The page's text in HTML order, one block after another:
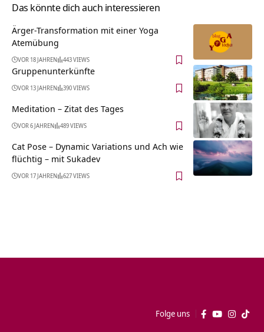
Das könnte dich auch interessieren
Ärger-Transformation mit einer Yoga
Atemübung
VOR 18 JAHREN 443 VIEWS
Gruppenunterkünfte
VOR 13 JAHREN 390 VIEWS
Meditation – Zitat des Tages
VOR 6 JAHREN 489 VIEWS
Cat Pose – Dynamic Variations und Ach wie
flüchtig – mit Sukadev
VOR 17 JAHREN 627 VIEWS
Folge uns